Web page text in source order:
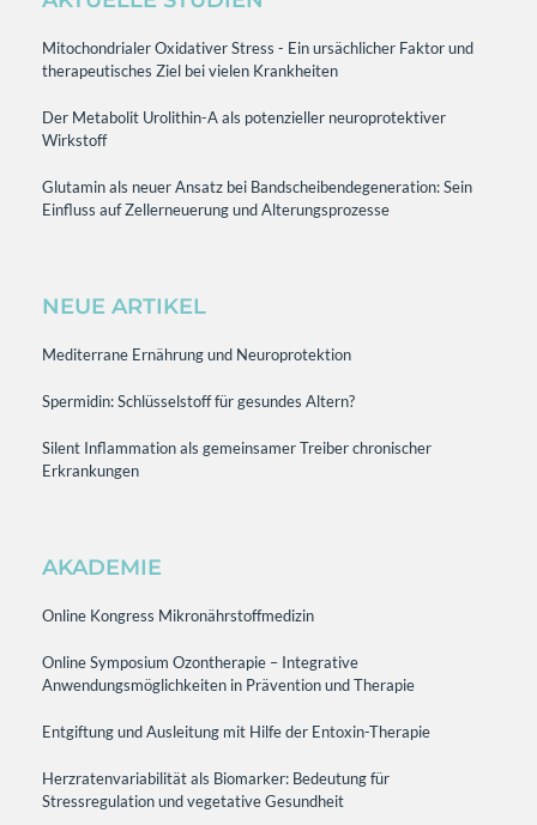
Mitochondrialer Oxidativer Stress - Ein ursächlicher Faktor und
therapeutisches Ziel bei vielen Krankheiten
Der Metabolit Urolithin-A als potenzieller neuroprotektiver
Wirkstoff
Glutamin als neuer Ansatz bei Bandscheibendegeneration: Sein
Einfluss auf Zellerneuerung und Alterungsprozesse
NEUE ARTIKEL
Mediterrane Ernährung und Neuroprotektion
Spermidin: Schlüsselstoff für gesundes Altern?
Silent Inflammation als gemeinsamer Treiber chronischer
Erkrankungen
AKADEMIE
Online Kongress Mikronährstoffmedizin
Online Symposium Ozontherapie – Integrative
Anwendungsmöglichkeiten in Prävention und Therapie
Entgiftung und Ausleitung mit Hilfe der Entoxin-Therapie
Herzratenvariabilität als Biomarker: Bedeutung für
Stressregulation und vegetative Gesundheit